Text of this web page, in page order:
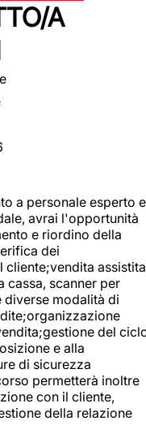
A
a personale esperto e
avrai l'opportunità
e riordino della
dei
cliente;vendita assistita
scanner per
diverse modalità di
del
e alla
di sicurezza
permetterà inoltre
con il cliente,
della relazione